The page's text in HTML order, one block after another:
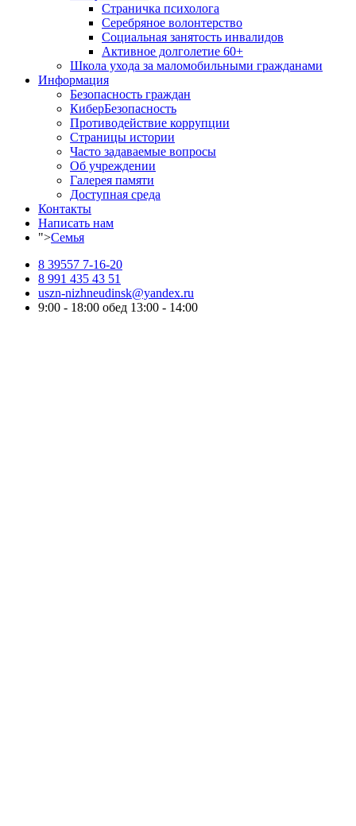
Страничка психолога
Серебряное волонтерство
Социальная занятость инвалидов
Активное долголетие 60+
Школа ухода за маломобильными гражданами
Информация
Безопасность граждан
КиберБезопасность
Противодействие коррупции
Страницы истории
Часто задаваемые вопросы
Об учреждении
Галерея памяти
Доступная среда
Контакты
Написать нам
">Семья
8 39557 7-16-20
8 991 435 43 51
uszn-nizhneudinsk@yandex.ru
9:00 - 18:00 обед 13:00 - 14:00